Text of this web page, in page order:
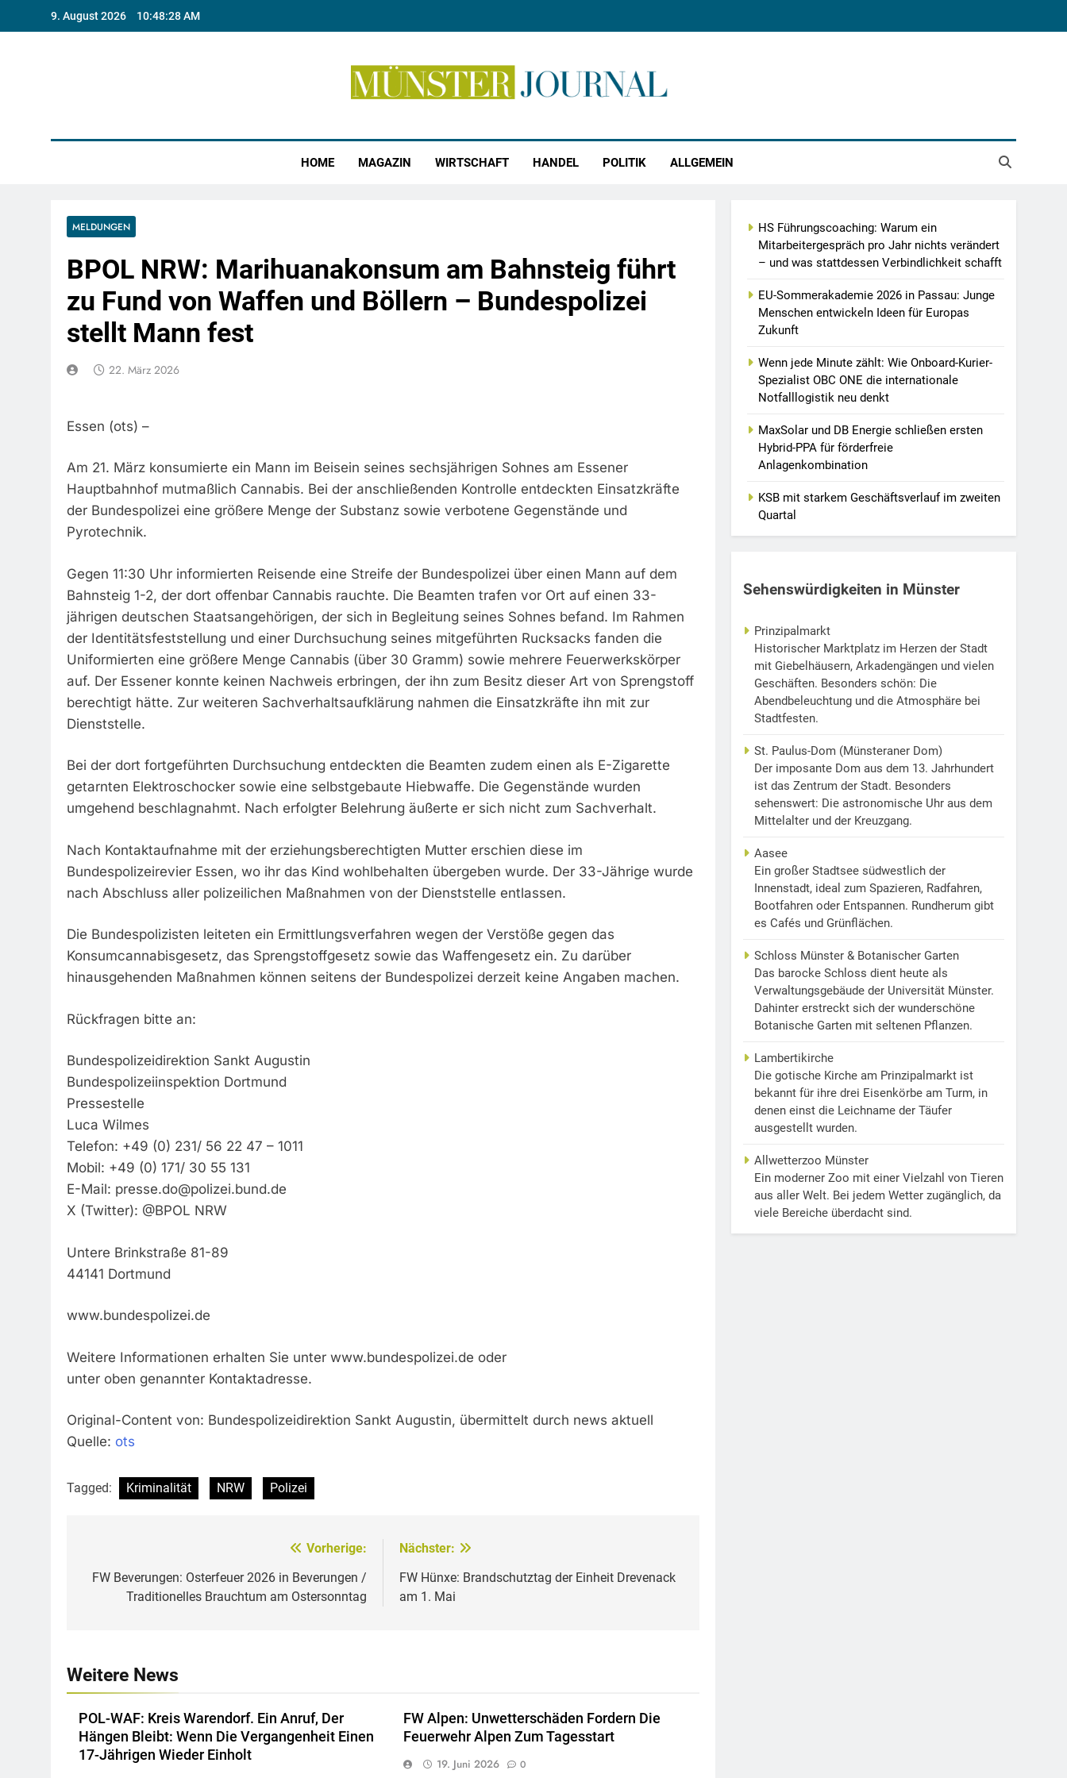
9. August 2026 10:48:28 AM
HOME MAGAZIN WIRTSCHAFT HANDEL POLITIK ALLGEMEIN
MELDUNGEN
BPOL NRW: Marihuanakonsum am Bahnsteig führt
zu Fund von Waffen und Böllern – Bundespolizei
stellt Mann fest
22. März 2026
Essen (ots) –
Am 21. März konsumierte ein Mann im Beisein seines sechsjährigen Sohnes am Essener
Hauptbahnhof mutmaßlich Cannabis. Bei der anschließenden Kontrolle entdeckten Einsatzkräfte
der Bundespolizei eine größere Menge der Substanz sowie verbotene Gegenstände und
Pyrotechnik.
Gegen 11:30 Uhr informierten Reisende eine Streife der Bundespolizei über einen Mann auf dem
Bahnsteig 1-2, der dort offenbar Cannabis rauchte. Die Beamten trafen vor Ort auf einen 33-
jährigen deutschen Staatsangehörigen, der sich in Begleitung seines Sohnes befand. Im Rahmen
der Identitätsfeststellung und einer Durchsuchung seines mitgeführten Rucksacks fanden die
Uniformierten eine größere Menge Cannabis (über 30 Gramm) sowie mehrere Feuerwerkskörper
auf. Der Essener konnte keinen Nachweis erbringen, der ihn zum Besitz dieser Art von Sprengstoff
berechtigt hätte. Zur weiteren Sachverhaltsaufklärung nahmen die Einsatzkräfte ihn mit zur
Dienststelle.
Bei der dort fortgeführten Durchsuchung entdeckten die Beamten zudem einen als E-Zigarette
getarnten Elektroschocker sowie eine selbstgebaute Hiebwaffe. Die Gegenstände wurden
umgehend beschlagnahmt. Nach erfolgter Belehrung äußerte er sich nicht zum Sachverhalt.
Nach Kontaktaufnahme mit der erziehungsberechtigten Mutter erschien diese im
Bundespolizeirevier Essen, wo ihr das Kind wohlbehalten übergeben wurde. Der 33-Jährige wurde
nach Abschluss aller polizeilichen Maßnahmen von der Dienststelle entlassen.
Die Bundespolizisten leiteten ein Ermittlungsverfahren wegen der Verstöße gegen das
Konsumcannabisgesetz, das Sprengstoffgesetz sowie das Waffengesetz ein. Zu darüber
hinausgehenden Maßnahmen können seitens der Bundespolizei derzeit keine Angaben machen.
Rückfragen bitte an:
Bundespolizeidirektion Sankt Augustin
Bundespolizeiinspektion Dortmund
Pressestelle
Luca Wilmes
Telefon: +49 (0) 231/ 56 22 47 – 1011
Mobil: +49 (0) 171/ 30 55 131
E-Mail: presse.do@polizei.bund.de
X (Twitter): @BPOL NRW
Untere Brinkstraße 81-89
44141 Dortmund
www.bundespolizei.de
Weitere Informationen erhalten Sie unter www.bundespolizei.de oder
unter oben genannter Kontaktadresse.
Original-Content von: Bundespolizeidirektion Sankt Augustin, übermittelt durch news aktuell
Quelle: ots
Tagged: Kriminalität NRW Polizei
Vorherige:
FW Beverungen: Osterfeuer 2026 in Beverungen /
Traditionelles Brauchtum am Ostersonntag
Nächster:
FW Hünxe: Brandschutztag der Einheit Drevenack
am 1. Mai
Weitere News
POL-WAF: Kreis Warendorf. Ein Anruf, Der
Hängen Bleibt: Wenn Die Vergangenheit Einen
17-Jährigen Wieder Einholt
FW Alpen: Unwetterschäden Fordern Die
Feuerwehr Alpen Zum Tagesstart
19. Juni 2026 0
HS Führungscoaching: Warum ein
Mitarbeitergespräch pro Jahr nichts verändert
– und was stattdessen Verbindlichkeit schafft
EU-Sommerakademie 2026 in Passau: Junge
Menschen entwickeln Ideen für Europas
Zukunft
Wenn jede Minute zählt: Wie Onboard-Kurier-
Spezialist OBC ONE die internationale
Notfalllogistik neu denkt
MaxSolar und DB Energie schließen ersten
Hybrid-PPA für förderfreie
Anlagenkombination
KSB mit starkem Geschäftsverlauf im zweiten
Quartal
Sehenswürdigkeiten in Münster
Prinzipalmarkt
Historischer Marktplatz im Herzen der Stadt
mit Giebelhäusern, Arkadengängen und vielen
Geschäften. Besonders schön: Die
Abendbeleuchtung und die Atmosphäre bei
Stadtfesten.
St. Paulus-Dom (Münsteraner Dom)
Der imposante Dom aus dem 13. Jahrhundert
ist das Zentrum der Stadt. Besonders
sehenswert: Die astronomische Uhr aus dem
Mittelalter und der Kreuzgang.
Aasee
Ein großer Stadtsee südwestlich der
Innenstadt, ideal zum Spazieren, Radfahren,
Bootfahren oder Entspannen. Rundherum gibt
es Cafés und Grünflächen.
Schloss Münster & Botanischer Garten
Das barocke Schloss dient heute als
Verwaltungsgebäude der Universität Münster.
Dahinter erstreckt sich der wunderschöne
Botanische Garten mit seltenen Pflanzen.
Lambertikirche
Die gotische Kirche am Prinzipalmarkt ist
bekannt für ihre drei Eisenkörbe am Turm, in
denen einst die Leichname der Täufer
ausgestellt wurden.
Allwetterzoo Münster
Ein moderner Zoo mit einer Vielzahl von Tieren
aus aller Welt. Bei jedem Wetter zugänglich, da
viele Bereiche überdacht sind.